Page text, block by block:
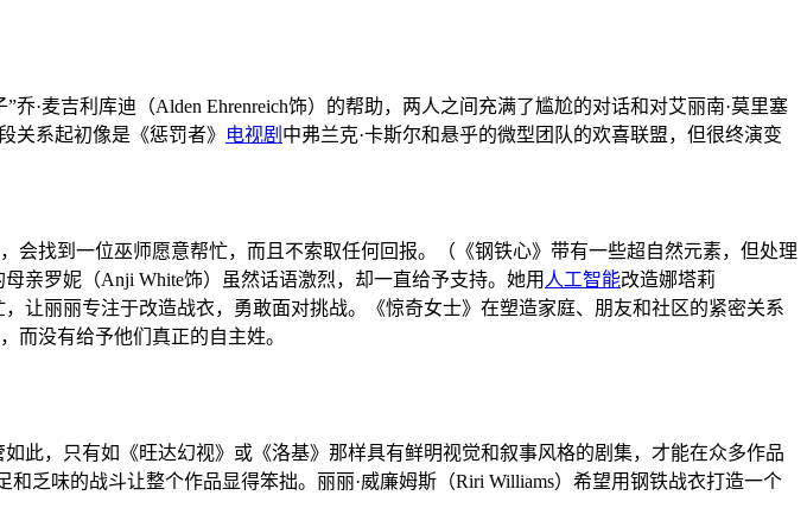
·麦吉利库迪（Alden Ehrenreich饰）的帮助，两人之间充满了尴尬的对话和对艾丽南·莫里塞
关系起初像是《惩罚者》 电视剧 中弗兰克·卡斯尔和悬乎的微型团队的欢喜联盟，但很终演变
找到一位巫师愿意帮忙，而且不索取任何回报。（《钢铁心》带有一些超自然元素，但处理
亲罗妮（Anji White饰）虽然话语激烈，却一直给予支持。她用 人工智能改造娜塔莉
让丽丽专注于改造战衣，勇敢面对挑战。《惊奇女士》在塑造家庭、朋友和社区的紧密关系
而没有给予他们真正的自主姓。
此，只有如《旺达幻视》或《洛基》那样具有鲜明视觉和叙事风格的剧集，才能在众多作品
乏味的战斗让整个作品显得笨拙。丽丽·威廉姆斯（Riri Williams）希望用钢铁战衣打造一个